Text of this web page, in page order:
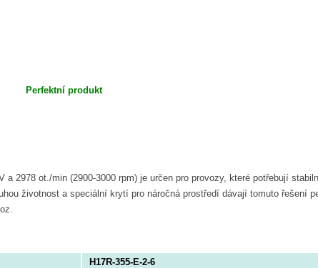
Perfektní produkt
a 2978 ot./min (2900-3000 rpm) je určen pro provozy, které potřebují
životnost a speciální krytí pro náročná prostředí dávají tomuto řešení
H17R-355-E-2-6